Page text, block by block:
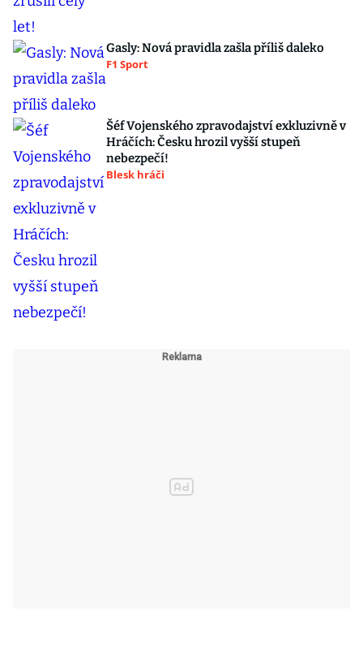
Gasly: Nová pravidla zašla příliš daleko
F1 Sport
Šéf Vojenského zpravodajství exkluzivně v
Hráčích: Česku hrozil vyšší stupeň
nebezpečí!
Blesk hráči